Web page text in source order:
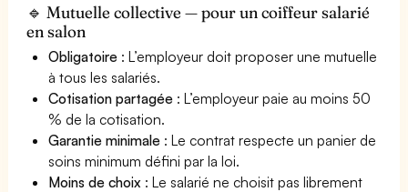
🔹 Mutuelle collective — pour un coiffeur salarié
en salon
Obligatoire : L’employeur doit proposer une mutuelle
à tous les salariés.
Cotisation partagée : L’employeur paie au moins 50
% de la cotisation.
Garantie minimale : Le contrat respecte un panier de
soins minimum défini par la loi.
Moins de choix : Le salarié ne choisit pas librement